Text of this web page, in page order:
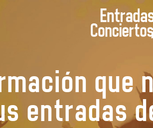
que
tus